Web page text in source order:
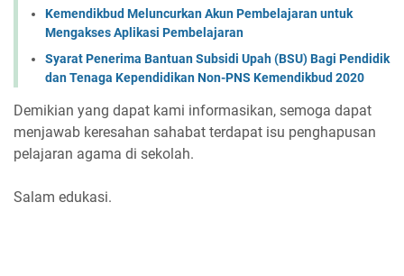
Kemendikbud Meluncurkan Akun Pembelajaran untuk
Mengakses Aplikasi Pembelajaran
Syarat Penerima Bantuan Subsidi Upah (BSU) Bagi Pendidik
dan Tenaga Kependidikan Non-PNS Kemendikbud 2020
Demikian yang dapat kami informasikan, semoga dapat
menjawab keresahan sahabat terdapat isu penghapusan
pelajaran agama di sekolah.
Salam edukasi.